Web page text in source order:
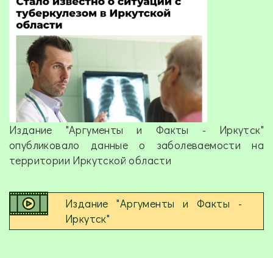
Издание "Аргументы и Факты - Иркутск"
опубликовало данные о заболеваемости на
территории Иркутской области
Издание "Аргументы и Факты -
Иркутск"